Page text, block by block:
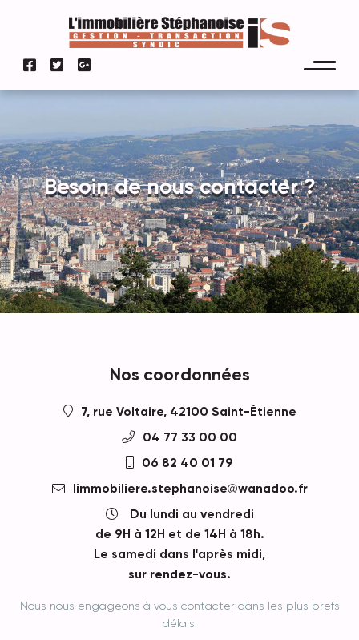
Besoin de nous contacter ?
Nos coordonnées
7, rue Voltaire, 42100 Saint-Étienne
04 77 33 00 00
06 82 40 01 79
limmobiliere.stephanoise
wanadoo.fr
Du lundi au vendredi
de 9H à 12H et de 14H à 18h.
Le samedi dans l'après midi,
sur rendez-vous.
Nous nous engageons à vous contacter dans les plus brefs
délais.